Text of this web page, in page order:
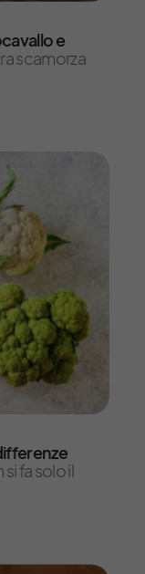
e
scamorza
fa solo il